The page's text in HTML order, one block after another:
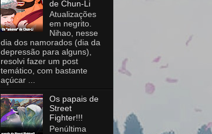
de Chun-Li
Atualizações
em negrito.
Nihao, nesse
dia dos namorados (dia da
depressão para alguns),
resolvi fazer um post
temático, com bastante
açúcar ...
Os papais de
Street
Fighter!!!
Penúltima